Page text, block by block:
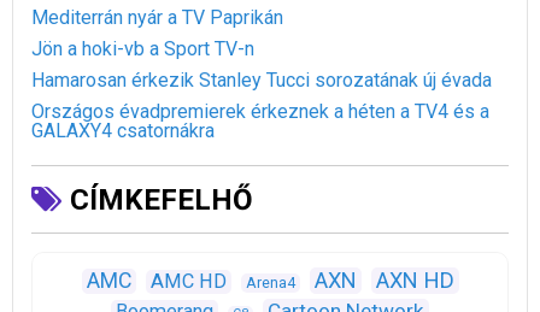
Mediterrán nyár a TV Paprikán
Jön a hoki-vb a Sport TV-n
Hamarosan érkezik Stanley Tucci sorozatának új évada
Országos évadpremierek érkeznek a héten a TV4 és a
GALAXY4 csatornákra
CÍMKEFELHŐ
AMC AMC HD Arena4 AXN AXN HD